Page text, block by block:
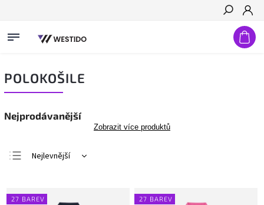
Hledat
POLOKOŠILE
Nejprodávanější
Zobrazit více produktů
Nejlevnější
Nejprodávanější
27 BAREV 27 BAREV